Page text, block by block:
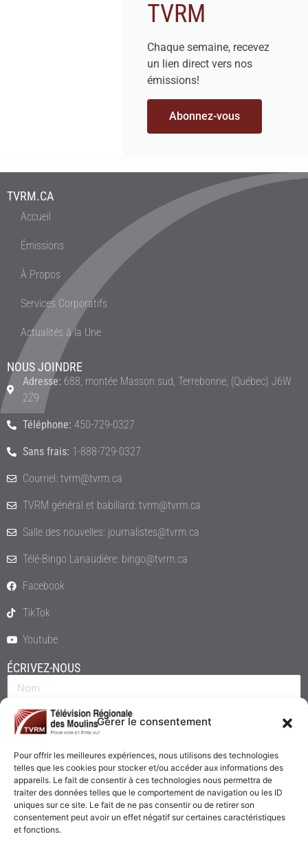
Gérer le consentement
Pour offrir les meilleures expériences, nous utilisons des technologies
telles que les cookies pour stocker et/ou accéder aux informations des
appareils. Le fait de consentir à ces technologies nous permettra de
traiter des données telles que le comportement de navigation ou les ID
uniques sur ce site. Le fait de ne pas consentir ou de retirer son
consentement peut avoir un effet négatif sur certaines caractéristiques
et fonctions.
TVRM
Chaque semaine, recevez
un lien direct vers nos
émissions!
Abonnez-vous
TVRM.CA
Accueil
Émissions
À Propos
Services Corporatifs
Actualités à la Une
NOUS JOINDRE
Adresse: 688, montée Masson sud, Terrebonne, (Québec) J6W
2Z9
Téléphone: 450-729-0327
Sans frais: 1-888-729-0327
Courriel: tvrm@tvrm.ca
TVRM général et babillard: tvrm@tvrm.ca
Salle des nouvelles: journalistes@tvrm.ca
Télé-Bingo Lanaudière: bingo@tvrm.ca
Facebook
TikTok
Youtube
ÉCRIVEZ-NOUS